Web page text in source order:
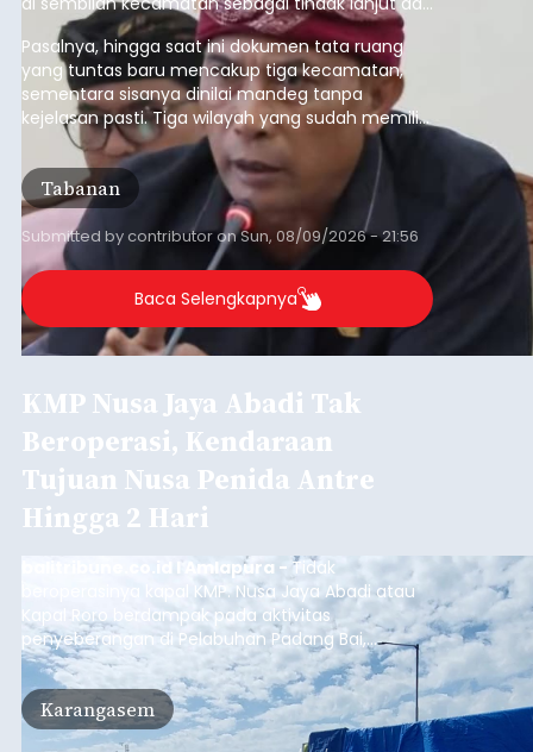
pelaksanaan RTRW.
Pasalnya, hingga saat ini dokumen tata ruang
yang tuntas baru mencakup tiga kecamatan,
sementara sisanya dinilai mandeg tanpa
kejelasan pasti. Tiga wilayah yang sudah memiliki
RDTR tersebut meliputi Kecamatan Kediri,
Tabanan, dan Selemadeg Barat.
Tabanan
Submitted bycontributoronSun, 08/09/2026 - 21:56
Baca Selengkapnya
KMP Nusa Jaya Abadi Tak
Beroperasi, Kendaraan
Tujuan Nusa Penida Antre
Hingga 2 Hari
balitribune.co.id I Amlapura - Tidak
beroperasinya kapal KMP. Nusa Jaya Abadi atau
Kapal Roro berdampak pada aktivitas
penyeberangan di Pelabuhan Padang Bai,
Karangasem. Puluhan kendaraan truk, Pick Up
dan kendaraan pribadi harus antre lebih dari dua
hari di Pelabuhan Padang Bai, untuk bisa
menyeberang ke Nusa Penida, karena rute
Karangasem